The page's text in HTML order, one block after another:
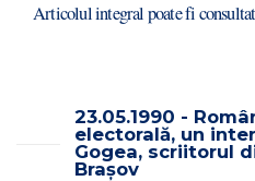
Articolul integral poate fi
23.05.1990 -
electorală, un
Gogea, scriitorul
Brașov